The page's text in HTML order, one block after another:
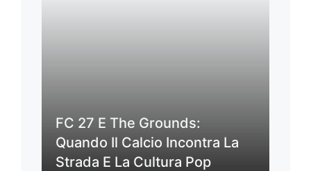
FC 27 E The Grounds:
Quando Il Calcio Incontra La
Strada E La Cultura Pop